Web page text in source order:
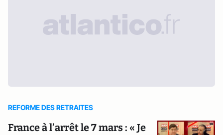
REFORME DES RETRAITES
France à l’arrêt le 7 mars : « Je